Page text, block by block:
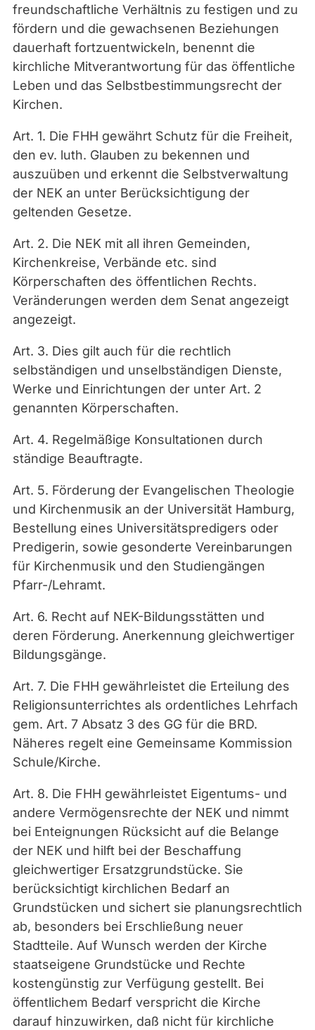
freundschaftliche Verhältnis zu festigen und zu
fördern und die gewachsenen Beziehungen
dauerhaft fortzuentwickeln, benennt die
kirchliche Mitverantwortung für das öffentliche
Leben und das Selbstbestimmungsrecht der
Kirchen.
Art. 1. Die FHH gewährt Schutz für die Freiheit,
den ev. luth. Glauben zu bekennen und
auszuüben und erkennt die Selbstverwaltung
der NEK an unter Berücksichtigung der
geltenden Gesetze.
Art. 2. Die NEK mit all ihren Gemeinden,
Kirchenkreise, Verbände etc. sind
Körperschaften des öffentlichen Rechts.
Veränderungen werden dem Senat angezeigt
angezeigt.
Art. 3. Dies gilt auch für die rechtlich
selbständigen und unselbständigen Dienste,
Werke und Einrichtungen der unter Art. 2
genannten Körperschaften.
Art. 4. Regelmäßige Konsultationen durch
ständige Beauftragte.
Art. 5. Förderung der Evangelischen Theologie
und Kirchenmusik an der Universität Hamburg,
Bestellung eines Universitätspredigers oder
Predigerin, sowie gesonderte Vereinbarungen
für Kirchenmusik und den Studiengängen
Pfarr-/Lehramt.
Art. 6. Recht auf NEK-Bildungsstätten und
deren Förderung. Anerkennung gleichwertiger
Bildungsgänge.
Art. 7. Die FHH gewährleistet die Erteilung des
Religionsunterrichtes als ordentliches Lehrfach
gem. Art. 7 Absatz 3 des GG für die BRD.
Näheres regelt eine Gemeinsame Kommission
Schule/Kirche.
Art. 8. Die FHH gewährleistet Eigentums- und
andere Vermögensrechte der NEK und nimmt
bei Enteignungen Rücksicht auf die Belange
der NEK und hilft bei der Beschaffung
gleichwertiger Ersatzgrundstücke. Sie
berücksichtigt kirchlichen Bedarf an
Grundstücken und sichert sie planungsrechtlich
ab, besonders bei Erschließung neuer
Stadtteile. Auf Wunsch werden der Kirche
staatseigene Grundstücke und Rechte
kostengünstig zur Verfügung gestellt. Bei
öffentlichem Bedarf verspricht die Kirche
darauf hinzuwirken, daß nicht für kirchliche